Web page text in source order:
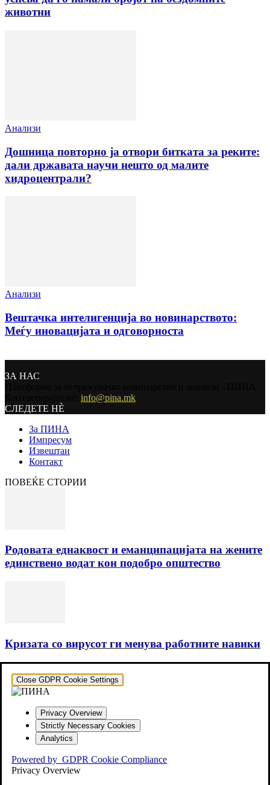
животни
Анализи
Дошница повторно ја отвори битката за реките:
дали државата научи нешто од малите
хидроцентрали?
Анализи
Вештачка интелигенција во новинарството:
Меѓу иновацијата и одговорноста
ЗА НАС
info@pina.mk
СЛЕДЕТЕ НЀ
За ПИНА
Импресум
Извештаи
Контакт
ПОВЕЌЕ СТОРИИ
Родовата еднаквост и еманципацијата на жените
единствено водат кон подобро општество
Кризата со вирусот ги менува работните навики
Close GDPR Cookie Settings
Privacy Overview
Strictly Necessary Cookies
Analytics
Powered by GDPR Cookie Compliance
Privacy Overview